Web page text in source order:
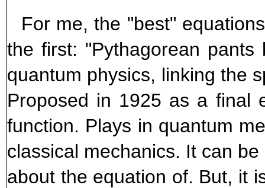
For me, the "best"
the first: "Pythagorean
quantum physics, linking the
Proposed in 1925 as a final
function. Plays in quantum
classical mechanics. It can
about the equation of. But, it